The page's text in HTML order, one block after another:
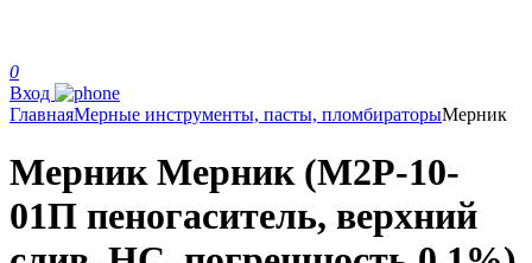
0
Вход
ГлавнаяМерные инструменты, пасты, пломбираторыМерник
Мерник Мерник (М2Р-10-
01П пеногаситель, верхний